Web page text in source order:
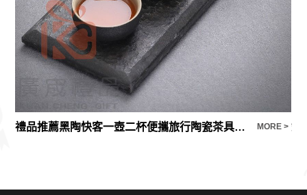
禮品推薦黑陶快客一壺二杯便攜旅行陶瓷茶具套裝兩人家用茶杯壺 MORE > 鍋